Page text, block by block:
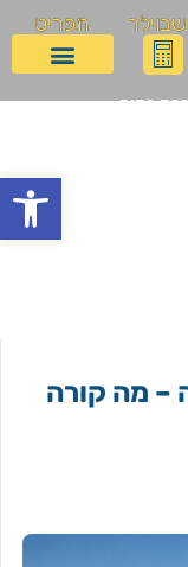
תפריט
בתיה
– מה קורה